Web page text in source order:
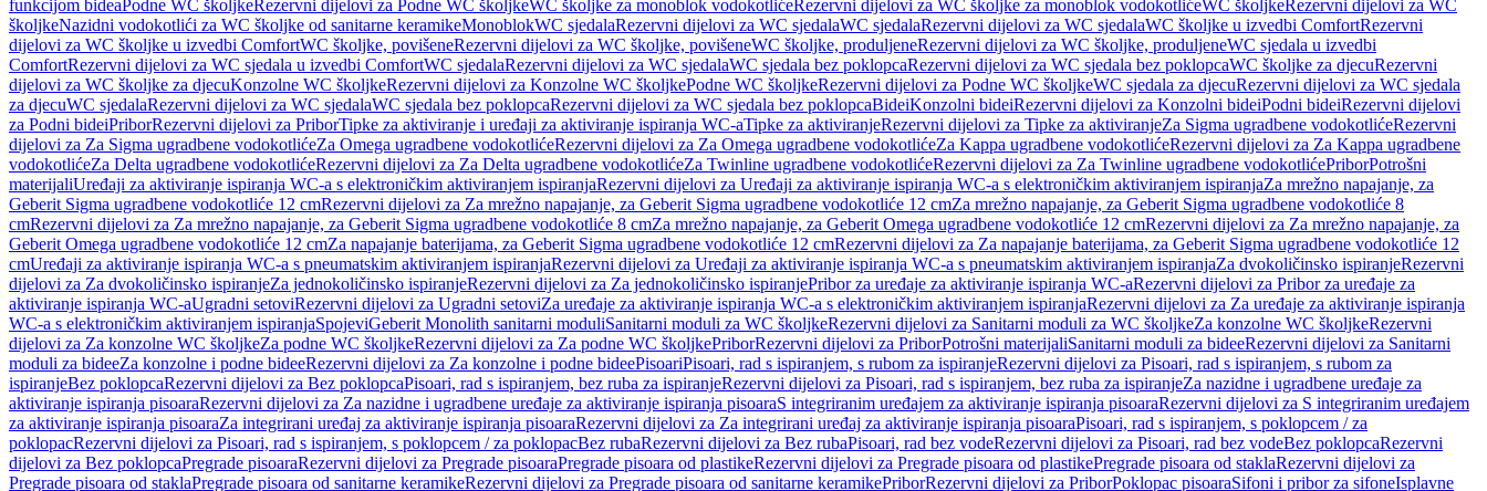
funkcijom bideaPodne WC školjkeRezervni dijelovi za Podne WC školjkeWC školjke za monoblok vodokotlićeRezervni dijelovi za WC školjke za monoblok vodokotlićeWC školjkeRezervni dijelovi za WC
školjkeNazidni vodokotlići za WC školjke od sanitarne keramikeMonoblokWC sjedalaRezervni dijelovi za WC sjedalaWC sjedalaRezervni dijelovi za WC sjedalaWC školjke u izvedbi ComfortRezervni
dijelovi za WC školjke u izvedbi ComfortWC školjke, povišeneRezervni dijelovi za WC školjke, povišeneWC školjke, produljeneRezervni dijelovi za WC školjke, produljeneWC sjedala u izvedbi
ComfortRezervni dijelovi za WC sjedala u izvedbi ComfortWC sjedalaRezervni dijelovi za WC sjedalaWC sjedala bez poklopcaRezervni dijelovi za WC sjedala bez poklopcaWC školjke za djecuRezervni
dijelovi za WC školjke za djecuKonzolne WC školjkeRezervni dijelovi za Konzolne WC školjkePodne WC školjkeRezervni dijelovi za Podne WC školjkeWC sjedala za djecuRezervni dijelovi za WC sjedala
za djecuWC sjedalaRezervni dijelovi za WC sjedalaWC sjedala bez poklopcaRezervni dijelovi za WC sjedala bez poklopcaBideiKonzolni bideiRezervni dijelovi za Konzolni bideiPodni bideiRezervni dijelovi
za Podni bideiPriborRezervni dijelovi za PriborTipke za aktiviranje i uređaji za aktiviranje ispiranja WC-aTipke za aktiviranjeRezervni dijelovi za Tipke za aktiviranjeZa Sigma ugradbene vodokotlićeRezervni
dijelovi za Za Sigma ugradbene vodokotlićeZa Omega ugradbene vodokotlićeRezervni dijelovi za Za Omega ugradbene vodokotlićeZa Kappa ugradbene vodokotlićeRezervni dijelovi za Za Kappa ugradbene
vodokotlićeZa Delta ugradbene vodokotlićeRezervni dijelovi za Za Delta ugradbene vodokotlićeZa Twinline ugradbene vodokotlićeRezervni dijelovi za Za Twinline ugradbene vodokotlićePriborPotrošni
materijaliUređaji za aktiviranje ispiranja WC-a s elektroničkim aktiviranjem ispiranjaRezervni dijelovi za Uređaji za aktiviranje ispiranja WC-a s elektroničkim aktiviranjem ispiranjaZa mrežno napajanje, za
Geberit Sigma ugradbene vodokotliće 12 cmRezervni dijelovi za Za mrežno napajanje, za Geberit Sigma ugradbene vodokotliće 12 cmZa mrežno napajanje, za Geberit Sigma ugradbene vodokotliće 8
cmRezervni dijelovi za Za mrežno napajanje, za Geberit Sigma ugradbene vodokotliće 8 cmZa mrežno napajanje, za Geberit Omega ugradbene vodokotliće 12 cmRezervni dijelovi za Za mrežno napajanje, za
Geberit Omega ugradbene vodokotliće 12 cmZa napajanje baterijama, za Geberit Sigma ugradbene vodokotliće 12 cmRezervni dijelovi za Za napajanje baterijama, za Geberit Sigma ugradbene vodokotliće 12
cmUređaji za aktiviranje ispiranja WC-a s pneumatskim aktiviranjem ispiranjaRezervni dijelovi za Uređaji za aktiviranje ispiranja WC-a s pneumatskim aktiviranjem ispiranjaZa dvokoličinsko ispiranjeRezervni
dijelovi za Za dvokoličinsko ispiranjeZa jednokoličinsko ispiranjeRezervni dijelovi za Za jednokoličinsko ispiranjePribor za uređaje za aktiviranje ispiranja WC-aRezervni dijelovi za Pribor za uređaje za
aktiviranje ispiranja WC-aUgradni setoviRezervni dijelovi za Ugradni setoviZa uređaje za aktiviranje ispiranja WC-a s elektroničkim aktiviranjem ispiranjaRezervni dijelovi za Za uređaje za aktiviranje ispiranja
WC-a s elektroničkim aktiviranjem ispiranjaSpojeviGeberit Monolith sanitarni moduliSanitarni moduli za WC školjkeRezervni dijelovi za Sanitarni moduli za WC školjkeZa konzolne WC školjkeRezervni
dijelovi za Za konzolne WC školjkeZa podne WC školjkeRezervni dijelovi za Za podne WC školjkePriborRezervni dijelovi za PriborPotrošni materijaliSanitarni moduli za bideeRezervni dijelovi za Sanitarni
moduli za bideeZa konzolne i podne bideeRezervni dijelovi za Za konzolne i podne bideePisoariPisoari, rad s ispiranjem, s rubom za ispiranjeRezervni dijelovi za Pisoari, rad s ispiranjem, s rubom za
ispiranjeBez poklopcaRezervni dijelovi za Bez poklopcaPisoari, rad s ispiranjem, bez ruba za ispiranjeRezervni dijelovi za Pisoari, rad s ispiranjem, bez ruba za ispiranjeZa nazidne i ugradbene uređaje za
aktiviranje ispiranja pisoaraRezervni dijelovi za Za nazidne i ugradbene uređaje za aktiviranje ispiranja pisoaraS integriranim uređajem za aktiviranje ispiranja pisoaraRezervni dijelovi za S integriranim uređajem
za aktiviranje ispiranja pisoaraZa integrirani uređaj za aktiviranje ispiranja pisoaraRezervni dijelovi za Za integrirani uređaj za aktiviranje ispiranja pisoaraPisoari, rad s ispiranjem, s poklopcem / za
poklopacRezervni dijelovi za Pisoari, rad s ispiranjem, s poklopcem / za poklopacBez rubaRezervni dijelovi za Bez rubaPisoari, rad bez vodeRezervni dijelovi za Pisoari, rad bez vodeBez poklopcaRezervni
dijelovi za Bez poklopcaPregrade pisoaraRezervni dijelovi za Pregrade pisoaraPregrade pisoara od plastikeRezervni dijelovi za Pregrade pisoara od plastikePregrade pisoara od staklaRezervni dijelovi za
Pregrade pisoara od staklaPregrade pisoara od sanitarne keramikeRezervni dijelovi za Pregrade pisoara od sanitarne keramikePriborRezervni dijelovi za PriborPoklopac pisoaraSifoni i pribor za sifoneIsplavne